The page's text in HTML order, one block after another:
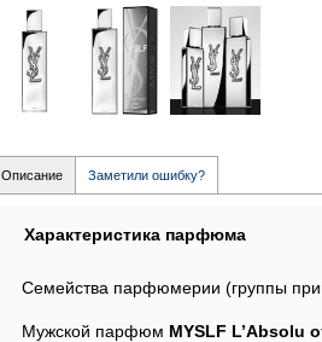
Описание Заметили ошибку?
Характеристика парфюма
Семейства парфюмерии (группы
Мужской парфюм MYSLF L’Absolu